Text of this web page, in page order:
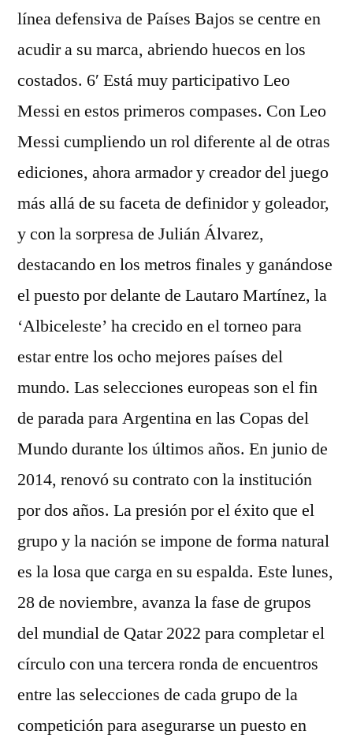
línea defensiva de Países Bajos se centre en
acudir a su marca, abriendo huecos en los
costados. 6′ Está muy participativo Leo
Messi en estos primeros compases. Con Leo
Messi cumpliendo un rol diferente al de otras
ediciones, ahora armador y creador del juego
más allá de su faceta de definidor y goleador,
y con la sorpresa de Julián Álvarez,
destacando en los metros finales y ganándose
el puesto por delante de Lautaro Martínez, la
‘Albiceleste’ ha crecido en el torneo para
estar entre los ocho mejores países del
mundo. Las selecciones europeas son el fin
de parada para Argentina en las Copas del
Mundo durante los últimos años. En junio de
2014, renovó su contrato con la institución
por dos años. La presión por el éxito que el
grupo y la nación se impone de forma natural
es la losa que carga en su espalda. Este lunes,
28 de noviembre, avanza la fase de grupos
del mundial de Qatar 2022 para completar el
círculo con una tercera ronda de encuentros
entre las selecciones de cada grupo de la
competición para asegurarse un puesto en